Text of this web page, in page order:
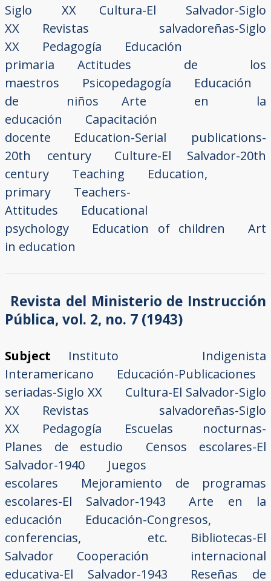
Siglo XX
Cultura-El Salvador-Siglo
XX
Revistas salvadoreñas-Siglo
XX
Pedagogía
Educación
primaria
Actitudes de los
maestros
Psicopedagogía
Educación
de niños
Arte en la
educación
Capacitación
docente
Education-Serial publications-
20th century
Culture-El Salvador-20th
century
Teaching
Education,
primary
Teachers-
Attitudes
Educational
psychology
Education of children
Art
in education
Revista del Ministerio de Instrucción
Pública, vol. 2, no. 7 (1943)
Subject
Instituto Indigenista
Interamericano
Educación-Publicaciones
seriadas-Siglo XX
Cultura-El Salvador-Siglo
XX
Revistas salvadoreñas-Siglo
XX
Pedagogía
Escuelas nocturnas-
Planes de estudio
Censos escolares-El
Salvador-1940
Juegos
escolares
Mejoramiento de programas
escolares-El Salvador-1943
Arte en la
educación
Educación-Congresos,
conferencias, etc.
Bibliotecas-El
Salvador
Cooperación internacional
educativa-El Salvador-1943
Reseñas de